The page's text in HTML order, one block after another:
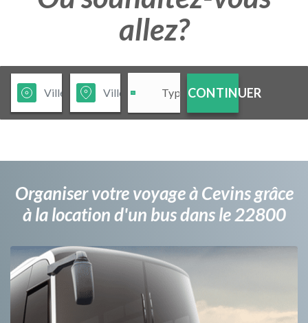
allez?
CONTINUER
Organiser votre voyage à Cevins grâce
à la location d'un bus dans le 22800